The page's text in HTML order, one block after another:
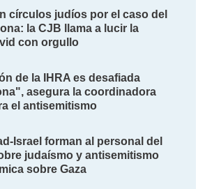
círculos judíos por el caso del
la CJB llama a lucir la
con orgullo
de la IHRA es desafiada
asegura la coordinadora
el antisemitismo
Israel forman al personal del
judaísmo y antisemitismo
sobre Gaza